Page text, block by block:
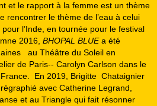
et le rapport à la femme est un thème
rencontrer le thème de l’eau à celui
l’Inde, en tournée pour le festival
2016, BHOPAL BLUEa été
au Théâtre du Soleil en
de Paris-‐ Carolyn Carlson dans le
En 2019, Brigitte Chataignier
avec Catherine Legrand,
et au Triangle qui fait résonner